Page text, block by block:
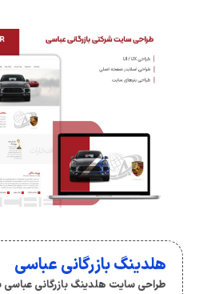
هلدینگ بازرگانی عباسی
طراحی سایت هلدینگ بازرگانی عباسی